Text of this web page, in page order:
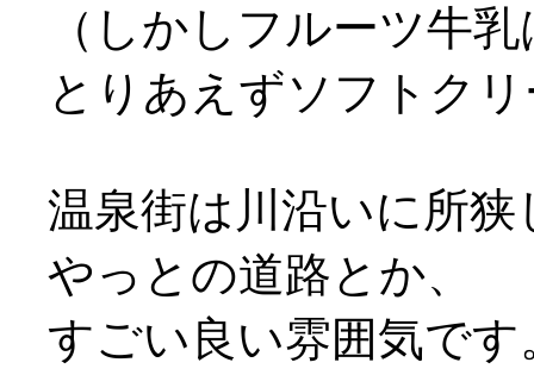
（しかしフルーツ牛
とりあえずソフトク
温泉街は川沿いに所
やっとの道路とか、
すごい良い雰囲気で